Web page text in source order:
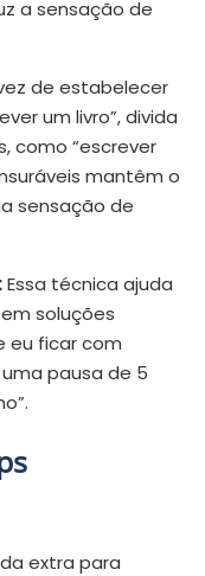
a sensação de
de estabelecer
um livro”, divida
como “escrever
mantêm o
sensação de
Essa técnica ajuda
soluções
eu ficar com
pausa de 5
extra para